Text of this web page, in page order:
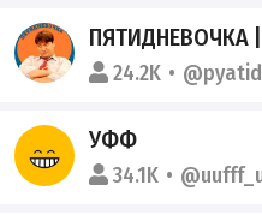
ПЯТИДНЕВОЧКА
24.2K
УФФ
34.1K